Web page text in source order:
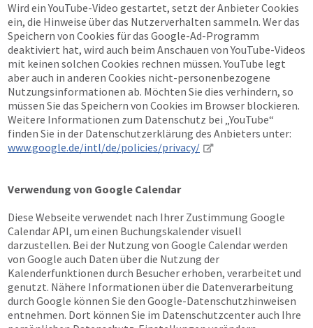
Wird ein YouTube-Video gestartet, setzt der Anbieter Cookies
ein, die Hinweise über das Nutzerverhalten sammeln. Wer das
Speichern von Cookies für das Google-Ad-Programm
deaktiviert hat, wird auch beim Anschauen von YouTube-Videos
mit keinen solchen Cookies rechnen müssen. YouTube legt
aber auch in anderen Cookies nicht-personenbezogene
Nutzungsinformationen ab. Möchten Sie dies verhindern, so
müssen Sie das Speichern von Cookies im Browser blockieren.
Weitere Informationen zum Datenschutz bei „YouTube“
finden Sie in der Datenschutzerklärung des Anbieters unter:
www.google.de/intl/de/policies/privacy/
Verwendung von Google Calendar
Diese Webseite verwendet nach Ihrer Zustimmung Google
Calendar API, um einen Buchungskalender visuell
darzustellen. Bei der Nutzung von Google Calendar werden
von Google auch Daten über die Nutzung der
Kalenderfunktionen durch Besucher erhoben, verarbeitet und
genutzt. Nähere Informationen über die Datenverarbeitung
durch Google können Sie den Google-Datenschutzhinweisen
entnehmen. Dort können Sie im Datenschutzcenter auch Ihre